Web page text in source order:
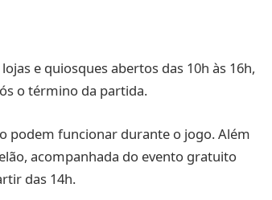
e quiosques abertos das 10h às 16h,
o término da partida.
podem funcionar durante o jogo. Além
acompanhada do evento gratuito
das 14h.